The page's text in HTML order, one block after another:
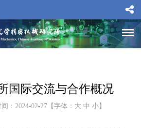
国际交流与合作概况
：2024-02-27【字体： 大 中 小 】